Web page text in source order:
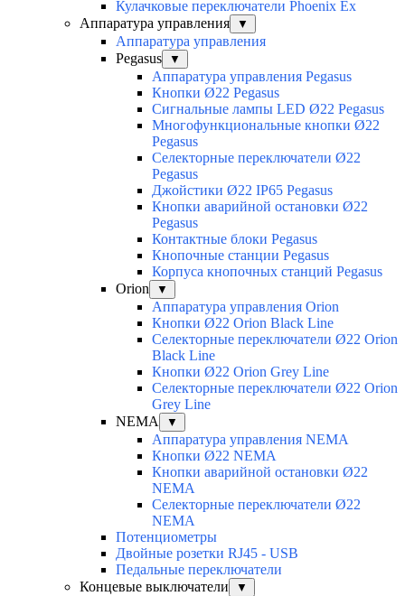
Кулачковые переключатели Phoenix Ex
Аппаратура управления
▼
Аппаратура управления
Pegasus
▼
Аппаратура управления Pegasus
Кнопки Ø22 Pegasus
Сигнальные лампы LED Ø22 Pegasus
Многофункциональные кнопки Ø22
Pegasus
Селекторные переключатели Ø22
Pegasus
Джойстики Ø22 IP65 Pegasus
Кнопки аварийной остановки Ø22
Pegasus
Контактные блоки Pegasus
Кнопочные станции Pegasus
Корпуса кнопочных станций Pegasus
Orion
▼
Аппаратура управления Orion
Кнопки Ø22 Orion Black Line
Селекторные переключатели Ø22 Orion
Black Line
Кнопки Ø22 Orion Grey Line
Селекторные переключатели Ø22 Orion
Grey Line
NEMA
▼
Аппаратура управления NEMA
Кнопки Ø22 NEMA
Кнопки аварийной остановки Ø22
NEMA
Селекторные переключатели Ø22
NEMA
Потенциометры
Двойные розетки RJ45 - USB
Педальные переключатели
Концевые выключатели
▼